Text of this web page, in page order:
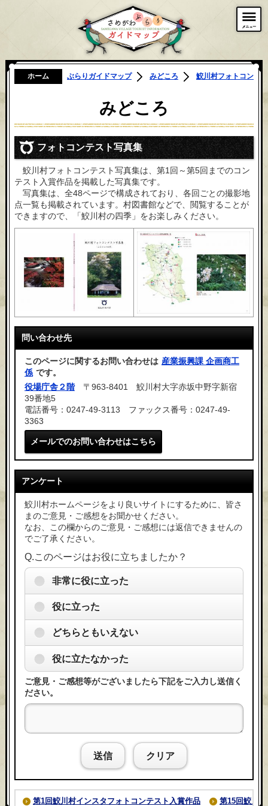
鮫川村観光
ホーム ぶらりガイドマップ みどころ 鮫川村フォトコンテ
みどころ
フォトコンテスト写真集
鮫川村フォトコンテスト写真集は、第1回～第5回までのコン
テスト入賞作品を掲載した写真集です。
写真集は、全48ページで構成されており、各回ごとの撮影地
点一覧も掲載されています。村図書館などで、閲覧することが
できますので、「鮫川村の四季」をお楽しみください。
問い合わせ先
このページに関するお問い合わせは 産業振興課 企画商工
係 です。
役場庁舎２階〒963-8401 鮫川村大字赤坂中野字新宿
39番地5
電話番号：0247-49-3113 ファックス番号：0247-49-
3363
メールでのお問い合わせはこちら
アンケート
鮫川村ホームページをより良いサイトにするために、皆さ
まのご意見・ご感想をお聞かせください。
なお、この欄からのご意見・ご感想には返信できませんの
でご了承ください。
Q.このページはお役に立ちましたか？
非常に役に立った
役に立った
どちらともいえない
役に立たなかった
ご意見・ご感想等がございましたら下記をご入力し送信く
ださい。
送信 クリア
第1回鮫川村インスタフォトコンテスト入賞作品 第15回鮫川